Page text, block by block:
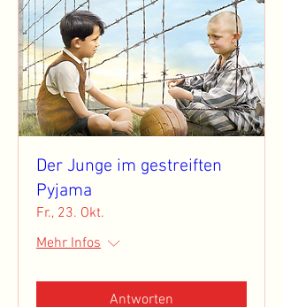
Der Junge im gestreiften
Pyjama
Fr., 23. Okt.
Mehr Infos
Antworten